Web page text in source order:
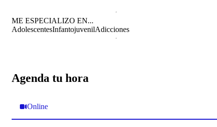
Agenda tu hora
Online
ME ESPECIALIZO EN...
AdolescentesInfantojuvenilAdicciones